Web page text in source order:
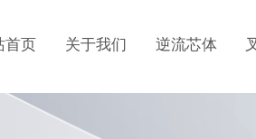
首页 关于我们 逆流芯体